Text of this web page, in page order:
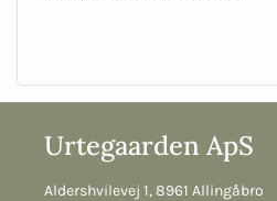
Urtegaarden ApS
Aldershvilevej 1, 8961 Allingåbro